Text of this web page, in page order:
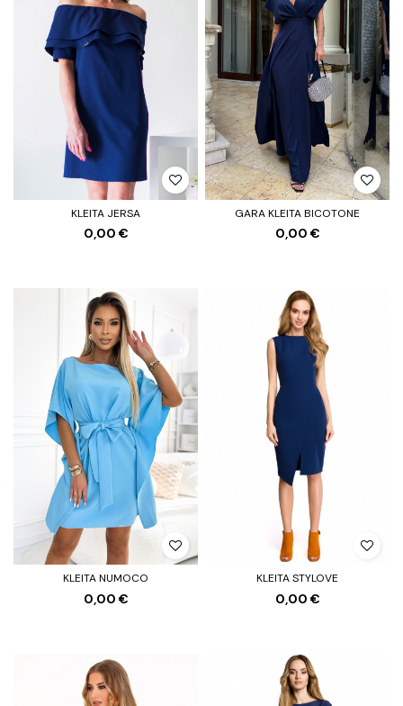
KLEITA JERSA
0,00 €
GARA KLEITA BICOTONE
0,00 €
KLEITA NUMOCO
0,00 €
KLEITA STYLOVE
0,00 €